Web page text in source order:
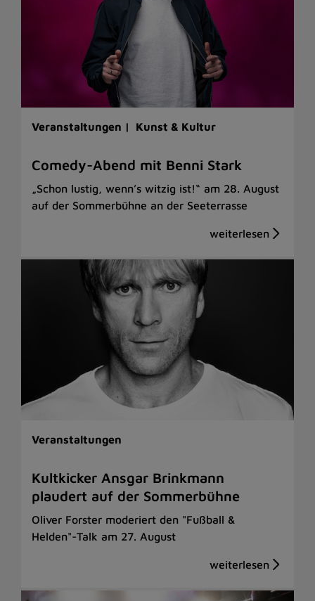
Veranstaltungen | Kunst & Kultur
Comedy-Abend mit Benni Stark
„Schon lustig, wenn’s witzig ist!“ am 28. August
auf der Sommerbühne an der Seeterrasse
Veranstaltungen
Kultkicker Ansgar Brinkmann
plaudert auf der Sommerbühne
Oliver Forster moderiert den "Fußball &
Helden"-Talk am 27. August